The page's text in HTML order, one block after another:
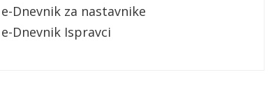
e-Dnevnik za nastavnike
e-Dnevnik Ispravci